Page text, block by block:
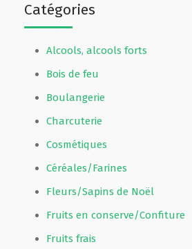
Catégories
Alcools, alcools forts
Bois de feu
Boulangerie
Charcuterie
Cosmétiques
Céréales/Farines
Fleurs/Sapins de Noël
Fruits en conserve/Confiture
Fruits frais